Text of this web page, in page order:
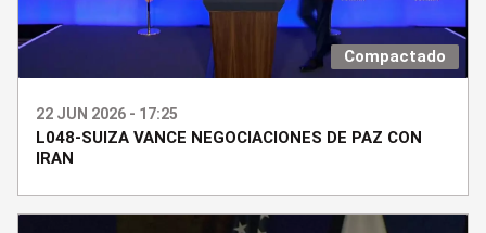
Compactado
22 JUN 2026 - 17:25
L048-SUIZA VANCE NEGOCIACIONES DE PAZ CON
IRAN